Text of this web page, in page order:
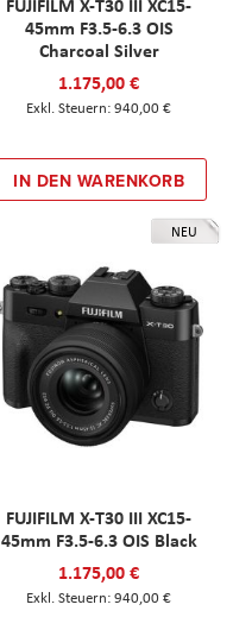
45mm F3.5-6.3 OIS
Charcoal Silver
1.175,00 €
940,00 €
IN DEN WARENKORB
NEU
FUJIFILM X-T30 III XC15-
45mm F3.5-6.3 OIS Black
1.175,00 €
940,00 €